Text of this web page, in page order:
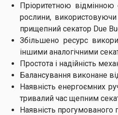
Пріоритетною
рослини,
прищепний секатор Due
Збільшено ресурс
іншими аналогічними
Простота і надійність
Балансування виконане
Наявність енергоємних
тривалий час щепним
Наявність прогумованого